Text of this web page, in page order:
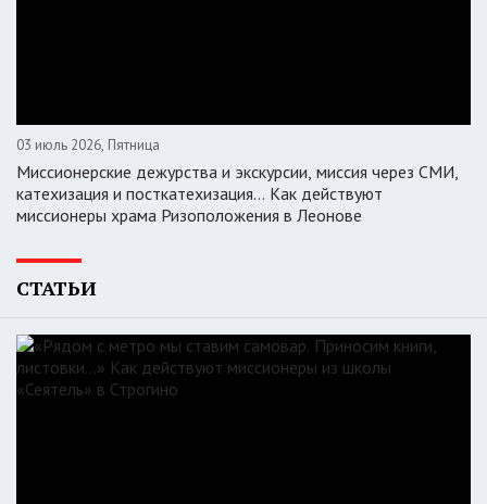
03 июль 2026, Пятница
Миссионерские дежурства и экскурсии, миссия через СМИ,
катехизация и посткатехизация… Как действуют
миссионеры храма Ризоположения в Леонове
СТАТЬИ